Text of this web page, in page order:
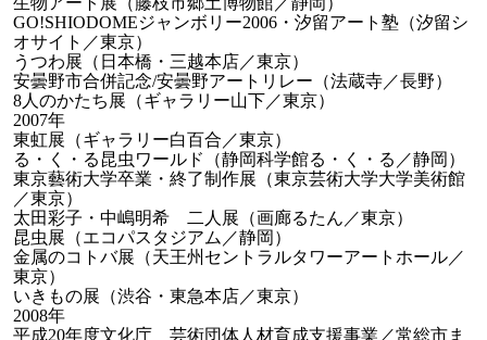
GO!SHIODOMEジャンボリー2006・汐留アート塾（汐留シ
オサイト／東京）
うつわ展（日本橋・三越本店／東京）
安曇野市合併記念/安曇野アートリレー（法蔵寺／長野）
8人のかたち展（ギャラリー山下／東京）
2007年
東虹展（ギャラリー白百合／東京）
る・く・る昆虫ワールド（静岡科学館る・く・る／静岡）
東京藝術大学卒業・終了制作展（東京芸術大学大学美術館
／東京）
太田彩子・中嶋明希 二人展（画廊るたん／東京）
昆虫展（エコパスタジアム／静岡）
金属のコトバ展（天王州セントラルタワーアートホール／
東京）
いきもの展（渋谷・東急本店／東京）
2008年
平成20年度文化庁 芸術団体人材育成支援事業／常総市ま